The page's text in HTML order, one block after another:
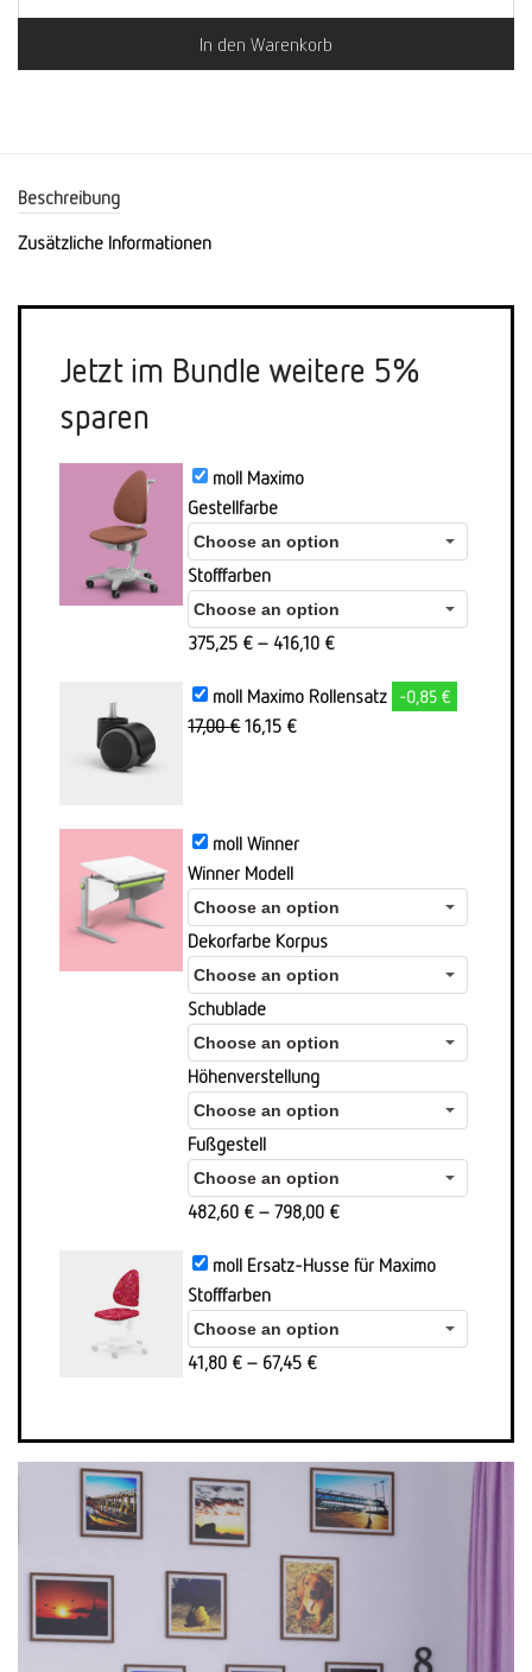
In den Warenkorb
Beschreibung
Zusätzliche Informationen
Jetzt im Bundle weitere 5%
sparen
moll Maximo
Gestellfarbe
Stofffarben
375,25 € – 416,10 €
moll Maximo Rollensatz -0,85 €
17,00€Ursprünglicher
16,15 €Aktueller
moll Winner
Winner Modell
Dekorfarbe Korpus
Schublade
Höhenverstellung
Fußgestell
482,60 € –798,00 €
moll Ersatz-Husse für Maximo
Stofffarben
41,80 € – 67,45 €